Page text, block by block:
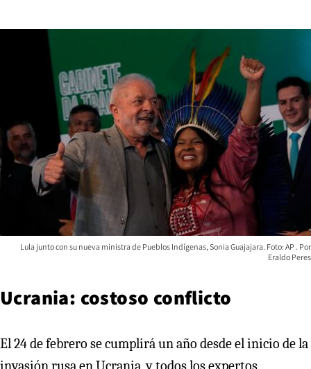
Lula junto con su nueva ministra de Pueblos Indígenas, Sonia Guajajara. Foto: AP
Eraldo Peres
Ucrania: costoso conflicto
El 24 de febrero se cumplirá un año desde el inicio de la